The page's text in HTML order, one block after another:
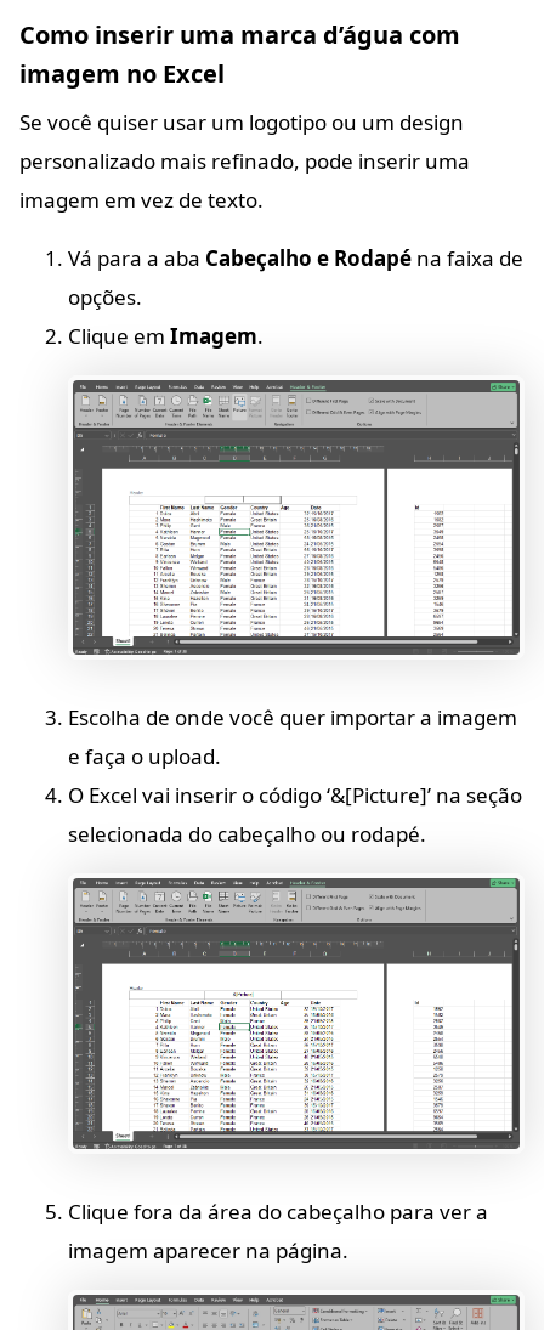
Como inserir uma marca d’água com
imagem no Excel
Se você quiser usar um logotipo ou um design
personalizado mais refinado, pode inserir uma
imagem em vez de texto.
Vá para a aba Cabeçalho e Rodapé na faixa de
opções.
Clique em Imagem.
Escolha de onde você quer importar a imagem
e faça o upload.
O Excel vai inserir o código ‘&[Picture]’ na seção
selecionada do cabeçalho ou rodapé.
Clique fora da área do cabeçalho para ver a
imagem aparecer na página.